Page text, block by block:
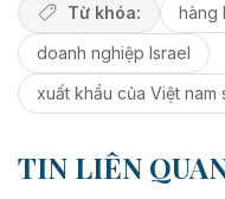
Từ khóa: hàng
doanh nghiệp Israel
xuất khẩu của Việt nam
TIN LIÊN